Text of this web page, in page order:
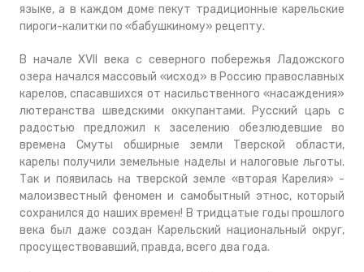
языке, а в каждом доме пекут традиционные карельские
пироги-калитки по «бабушкиному» рецепту.
В начале XVII века с северного побережья Ладожского
озера начался массовый «исход» в Россию православных
карелов, спасавшихся от насильственного «насаждения»
лютеранства шведскими оккупантами. Русский царь с
радостью предложил к заселению обезлюдевшие во
времена Смуты обширные земли Тверской области,
карелы получили земельные наделы и налоговые льготы.
Так и появилась на тверской земле «вторая Карелия» -
малоизвестный феномен и самобытный этнос, который
сохранился до наших времен! В тридцатые годы прошлого
века был даже создан Карельский национальный округ,
просуществовавший, правда, всего два года.